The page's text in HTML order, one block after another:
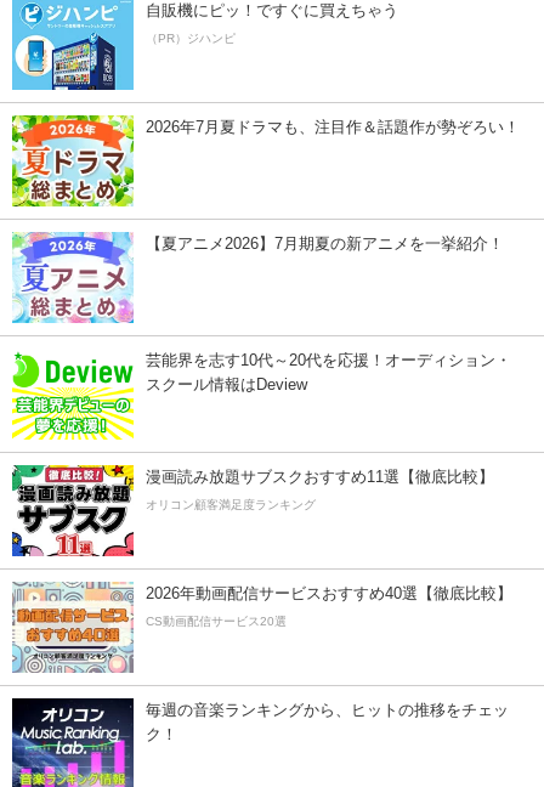
自販機にピッ！ですぐに買えちゃう
（PR）ジハンピ
2026年7月夏ドラマも、注目作＆話題作が勢ぞろい！
【夏アニメ2026】7月期夏の新アニメを一挙紹介！
芸能界を志す10代～20代を応援！オーディション・
スクール情報はDeview
漫画読み放題サブスクおすすめ11選【徹底比較】
オリコン顧客満足度ランキング
2026年動画配信サービスおすすめ40選【徹底比較】
CS動画配信サービス20選
毎週の音楽ランキングから、ヒットの推移をチェッ
ク！